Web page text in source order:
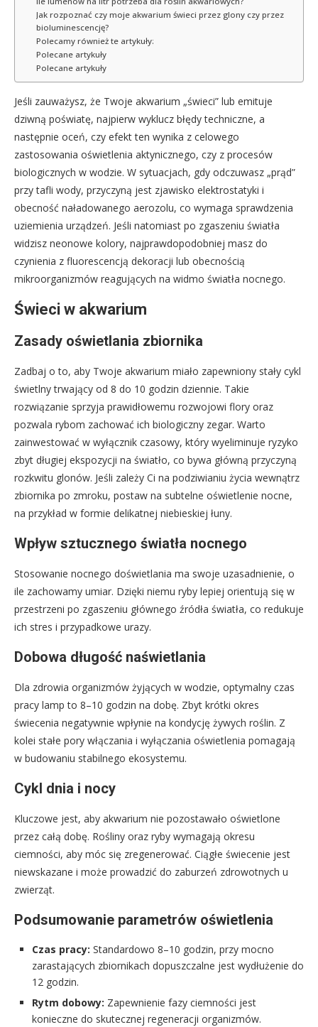
Jak rozpoznać czy moje akwarium świeci przez glony czy przez
bioluminescencję?
Polecamy również te artykuły:
Polecane artykuły
Polecane artykuły
Jeśli zauważysz, że Twoje akwarium „świeci” lub emituje
dziwną poświatę, najpierw wyklucz błędy techniczne, a
następnie oceń, czy efekt ten wynika z celowego
zastosowania oświetlenia aktynicznego, czy z procesów
biologicznych w wodzie. W sytuacjach, gdy odczuwasz „prąd”
przy tafli wody, przyczyną jest zjawisko elektrostatyki i
obecność naładowanego aerozolu, co wymaga sprawdzenia
uziemienia urządzeń. Jeśli natomiast po zgaszeniu światła
widzisz neonowe kolory, najprawdopodobniej masz do
czynienia z fluorescencją dekoracji lub obecnością
mikroorganizmów reagujących na widmo światła nocnego.
Świeci w akwarium
Zasady oświetlania zbiornika
Zadbaj o to, aby Twoje akwarium miało zapewniony stały cykl
świetlny trwający od 8 do 10 godzin dziennie. Takie
rozwiązanie sprzyja prawidłowemu rozwojowi flory oraz
pozwala rybom zachować ich biologiczny zegar. Warto
zainwestować w wyłącznik czasowy, który wyeliminuje ryzyko
zbyt długiej ekspozycji na światło, co bywa główną przyczyną
rozkwitu glonów. Jeśli zależy Ci na podziwianiu życia wewnątrz
zbiornika po zmroku, postaw na subtelne oświetlenie nocne,
na przykład w formie delikatnej niebieskiej łuny.
Wpływ sztucznego światła nocnego
Stosowanie nocnego doświetlania ma swoje uzasadnienie, o
ile zachowamy umiar. Dzięki niemu ryby lepiej orientują się w
przestrzeni po zgaszeniu głównego źródła światła, co redukuje
ich stres i przypadkowe urazy.
Dobowa długość naświetlania
Dla zdrowia organizmów żyjących w wodzie, optymalny czas
pracy lamp to 8–10 godzin na dobę. Zbyt krótki okres
świecenia negatywnie wpłynie na kondycję żywych roślin. Z
kolei stałe pory włączania i wyłączania oświetlenia pomagają
w budowaniu stabilnego ekosystemu.
Cykl dnia i nocy
Kluczowe jest, aby akwarium nie pozostawało oświetlone
przez całą dobę. Rośliny oraz ryby wymagają okresu
ciemności, aby móc się zregenerować. Ciągłe świecenie jest
niewskazane i może prowadzić do zaburzeń zdrowotnych u
zwierząt.
Podsumowanie parametrów oświetlenia
Czas pracy: Standardowo 8–10 godzin, przy mocno
zarastających zbiornikach dopuszczalne jest wydłużenie do
12 godzin.
Rytm dobowy: Zapewnienie fazy ciemności jest
konieczne do skutecznej regeneracji organizmów.